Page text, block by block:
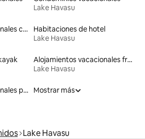
Lake Havasu
Alojamientos vacacionales con piscina
Habitaciones de hotel
Lake Havasu
Alojamientos vacacionales frente a la playa
Lake Havasu
Alojamientos vacacionales para familias
Mostrar más
Lake Havasu